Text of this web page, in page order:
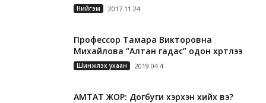
Нийгэм 2017.11.24
Профессор Тамара Викторовна
Михайлова “Алтан гадас” одон хүртлээ
Шинжлэх ухаан 2019.04.4
АМТАТ ЖОР: Догбуги хэрхэн хийх вэ?